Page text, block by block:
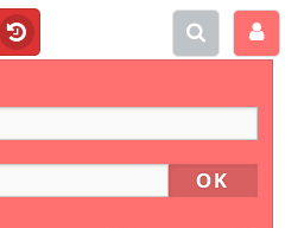
GÉNÉRAL